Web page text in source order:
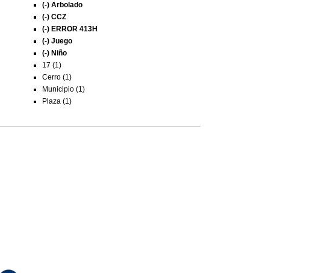
(-) Arbolado
(-) CCZ
(-) ERROR 413H
(-) Juego
(-) Niño
17 (1)
Cerro (1)
Municipio (1)
Plaza (1)